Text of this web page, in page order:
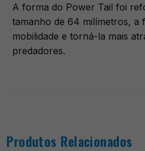
A forma do Power Tail foi
tamanho de 64 milímetros, a
mobilidade e torná-la mais
predadores.
Produtos Relacionados